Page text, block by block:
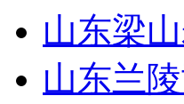
山东梁
山东兰